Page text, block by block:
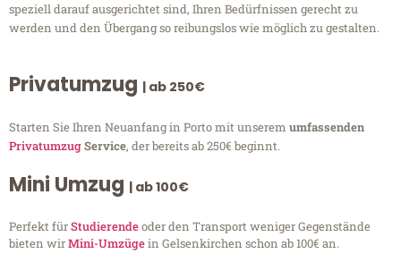
speziell darauf ausgerichtet sind, Ihren Bedürfnissen gerecht zu
werden und den Übergang so reibungslos wie möglich zu gestalten.
Privatumzug | ab 250€
Starten Sie Ihren Neuanfang in Porto mit unserem umfassenden
PrivatumzugService, der bereits ab 250€ beginnt.
Mini Umzug | ab 100€
Perfekt fürStudierendeoder den Transport weniger Gegenstände
bieten wirMini-Umzügein Gelsenkirchen schon ab 100€ an.